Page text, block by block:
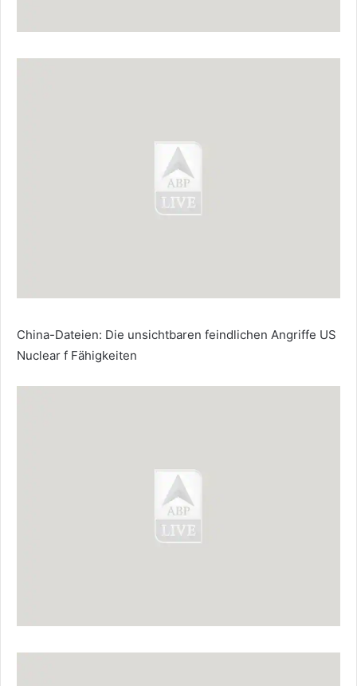
China-Dateien: Die unsichtbaren feindlichen Angriffe US
Nuclear f Fähigkeiten